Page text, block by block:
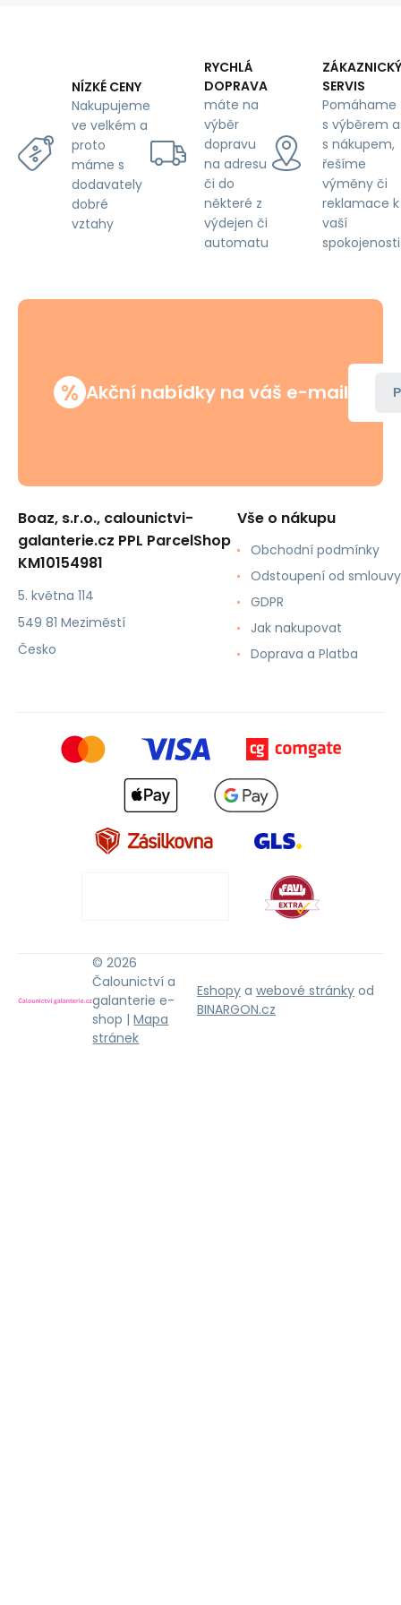
NÍZKÉ CENY
Nakupujeme
ve velkém a
proto
máme s
dodavately
dobré
vztahy
RYCHLÁ
DOPRAVA
máte na
výběr
dopravu
na adresu
či do
některé z
výdejen či
automatu
ZÁKAZNICKÝ
SERVIS
Pomáhame
s výběrem a
s nákupem,
řešíme
výměny či
reklamace k
vaší
spokojenosti
% Akční nabídky na váš e-mail
Boaz, s.r.o., calounictvi-
galanterie.cz PPL ParcelShop
KM10154981
5. května 114
549 81 Meziměstí
Česko
Vše o nákupu
Obchodní podmínky
Odstoupení od smlouvy
GDPR
Jak nakupovat
Doprava a Platba
© 2026
Čalounictví a
galanterie e-
shop |Mapa
stránek
Eshopy a webové stránky od
BINARGON.cz